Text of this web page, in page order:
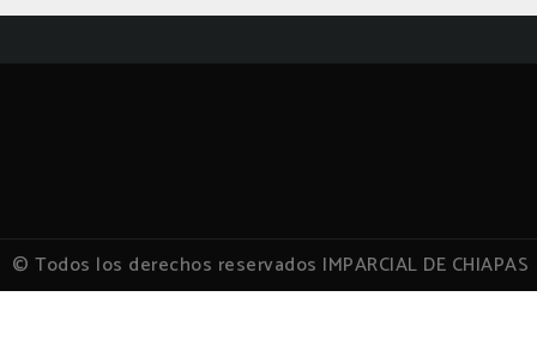
© Todos los derechos reservados IMPARCIAL DE CHIAPAS